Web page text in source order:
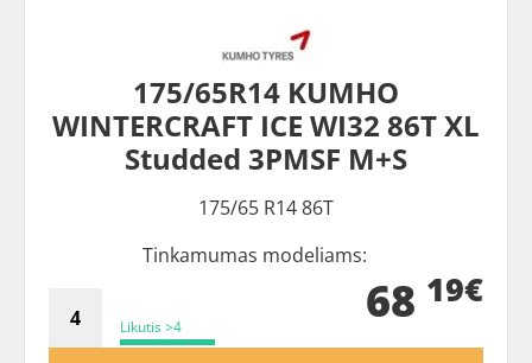
175/65R14 KUMHO
WINTERCRAFT ICE WI32 86T XL
Studded 3PMSF M+S
175/65 R14 86T
Tinkamumas modeliams:
Likutis >4 68 19€